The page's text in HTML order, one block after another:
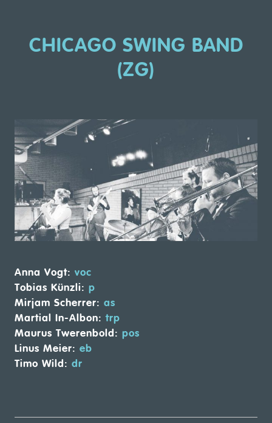
CHICAGO SWING BAND
(ZG)
Anna Vogt: voc
Tobias Künzli: p
Mirjam Scherrer: as
Martial In-Albon: trp
Maurus Twerenbold: pos
Linus Meier: eb
Timo Wild: dr